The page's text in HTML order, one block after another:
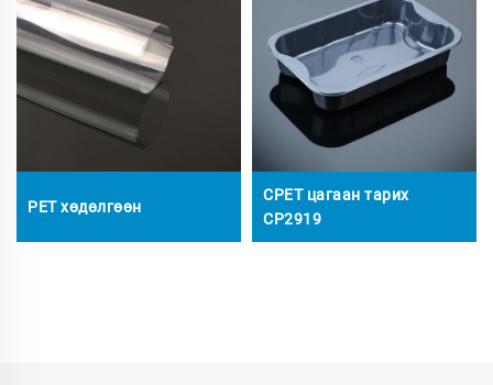
PET хөдөлгөөн
CPET цагаан тарих
CP2919